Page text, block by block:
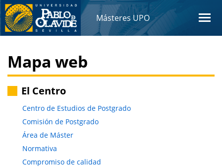
Másteres UPO
Mapa web
El Centro
Centro de Estudios de Postgrado
Comisión de Postgrado
Área de Máster
Normativa
Compromiso de calidad